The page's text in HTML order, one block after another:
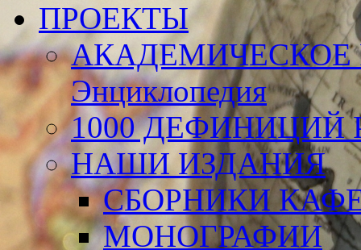
ПРОЕКТЫ
АКАДЕМИЧЕСКОЕ
Энциклопедия
1000 ДЕФИНИЦИЙ
НАШИ ИЗДАНИЯ
СБОРНИКИ
МОНОГРАФИИ